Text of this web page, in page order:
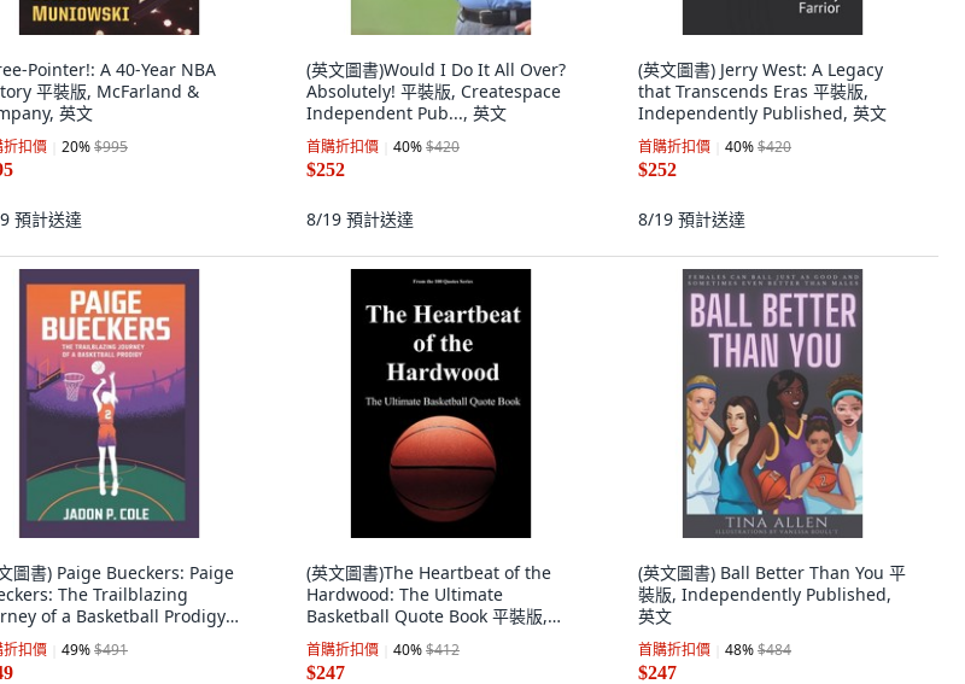
Pointer!: A 40-Year NBA
平裝版, McFarland &
英文
折扣價 20%$995
預計送達
(英文圖書)Would I Do It All Over?
Absolutely! 平裝版, Createspace
Independent Pub..., 英文
首購折扣價 40%$420
$252
8/19 預計送達
(英文圖書) Jerry West: A Legacy
that Transcends Eras 平裝版,
Independently Published, 英文
首購折扣價 40%$420
$252
8/19 預計送達
圖書) Paige Bueckers: Paige
The Trailblazing
of a Basketball Prodigy
版, Independently
英文
折扣價 49%$491
(英文圖書)The Heartbeat of the
Hardwood: The Ultimate
Basketball Quote Book 平裝版,
Independently Published, 英文
首購折扣價 40%$412
$247
(英文圖書) Ball Better Than You 平
裝版, Independently Published,
英文
首購折扣價 48%$484
$247